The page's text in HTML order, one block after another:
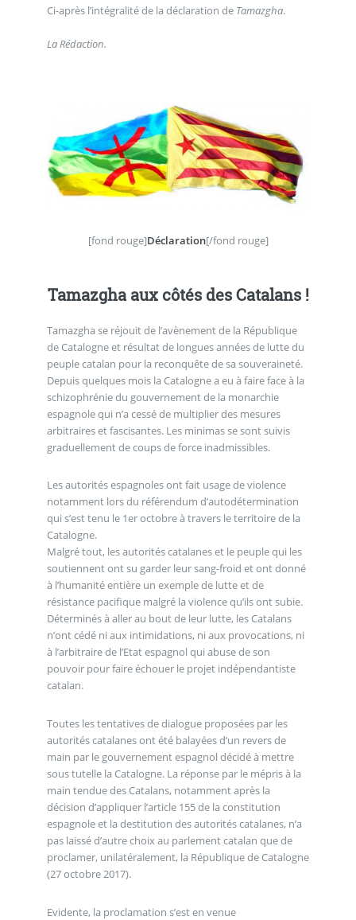
Ci-après l’intégralité de la déclaration de Tamazgha.
La Rédaction.
[fond rouge]Déclaration[/fond rouge]
Tamazgha aux côtés des Catalans !
Tamazgha se réjouit de l’avènement de la République
de Catalogne et résultat de longues années de lutte du
peuple catalan pour la reconquête de sa souveraineté.
Depuis quelques mois la Catalogne a eu à faire face à la
schizophrénie du gouvernement de la monarchie
espagnole qui n’a cessé de multiplier des mesures
arbitraires et fascisantes. Les minimas se sont suivis
graduellement de coups de force inadmissibles.
Les autorités espagnoles ont fait usage de violence
notamment lors du référendum d’autodétermination
qui s’est tenu le 1er octobre à travers le territoire de la
Catalogne.
Malgré tout, les autorités catalanes et le peuple qui les
soutiennent ont su garder leur sang-froid et ont donné
à l’humanité entière un exemple de lutte et de
résistance pacifique malgré la violence qu’ils ont subie.
Déterminés à aller au bout de leur lutte, les Catalans
n’ont cédé ni aux intimidations, ni aux provocations, ni
à l’arbitraire de l’Etat espagnol qui abuse de son
pouvoir pour faire échouer le projet indépendantiste
catalan.
Toutes les tentatives de dialogue proposées par les
autorités catalanes ont été balayées d’un revers de
main par le gouvernement espagnol décidé à mettre
sous tutelle la Catalogne. La réponse par le mépris à la
main tendue des Catalans, notamment après la
décision d’appliquer l’article 155 de la constitution
espagnole et la destitution des autorités catalanes, n’a
pas laissé d’autre choix au parlement catalan que de
proclamer, unilatéralement, la République de Catalogne
(27 octobre 2017).
Evidente, la proclamation s’est en venue